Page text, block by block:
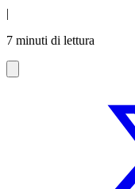
|
7 minuti di lettura